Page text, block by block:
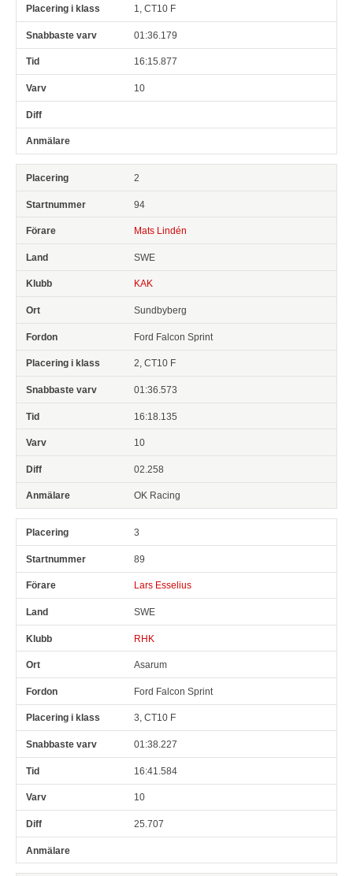
1, CT10 F
01:36.179
16:15.877
10
2
94
Mats Lindén
SWE
KAK
Sundbyberg
Ford Falcon Sprint
2, CT10 F
01:36.573
16:18.135
10
02.258
OK Racing
3
89
Lars Esselius
SWE
RHK
Asarum
Ford Falcon Sprint
3, CT10 F
01:38.227
16:41.584
10
25.707